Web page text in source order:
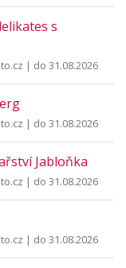
s
| do 31.08.2026
| do 31.08.2026
Jabloňka
| do 31.08.2026
| do 31.08.2026